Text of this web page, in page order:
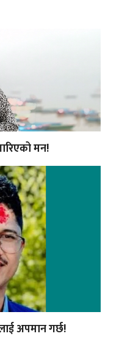
मन!
अपमान गर्छ!